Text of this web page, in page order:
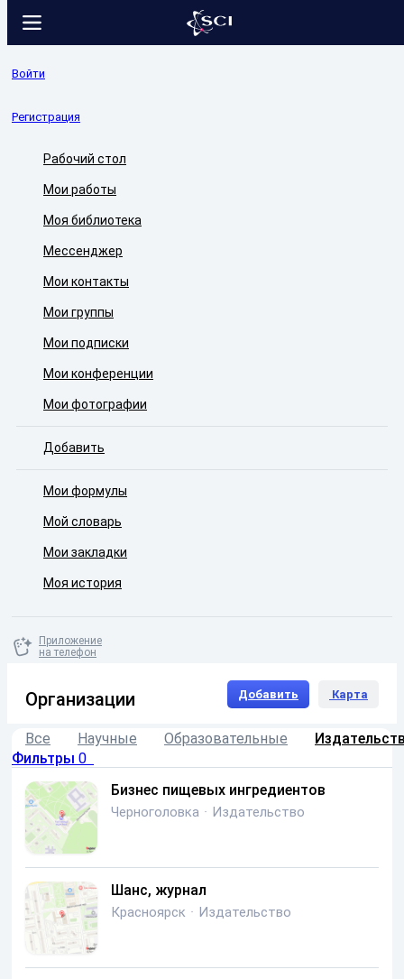
Войти
Регистрация
Рабочий стол
Мои работы
Моя библиотека
Мессенджер
Мои контакты
Мои группы
Мои подписки
Мои конференции
Мои фотографии
Добавить
Мои формулы
Мой словарь
Мои закладки
Моя история
Приложение
на телефон
Организации Добавить Карта
Все Научные Образовательные
Фильтры 0
Бизнес пищевых ингредиентов
Черноголовка · Издательство
Шанс, журнал
Красноярск · Издательство